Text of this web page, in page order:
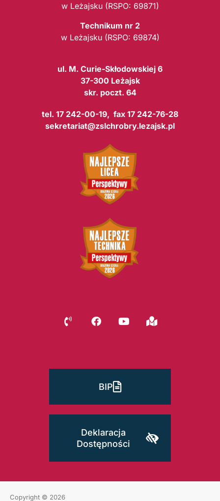
w Leżajsku (RSPO: 69871)
Technikum nr 2
w Leżajsku (RSPO: 69874)
ul. M. Curie-Skłodowskiej 6
37-300 Leżajsk
skr. poczt. 64
tel. 17 242-00-19, fax 17 242-76-28
sekretariat@zslchrobry.lezajsk.pl
BIP
Deklaracja
Dostępności
Copyright © 2026